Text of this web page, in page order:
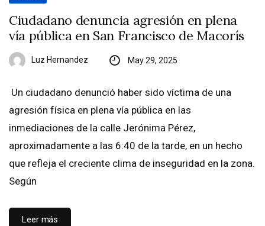
Ciudadano denuncia agresión en plena
vía pública en San Francisco de Macorís
Luz Hernandez May 29, 2025
Un ciudadano denunció haber sido víctima de una
agresión física en plena vía pública en las
inmediaciones de la calle Jerónima Pérez,
aproximadamente a las 6:40 de la tarde, en un hecho
que refleja el creciente clima de inseguridad en la zona.
Según
Leer más